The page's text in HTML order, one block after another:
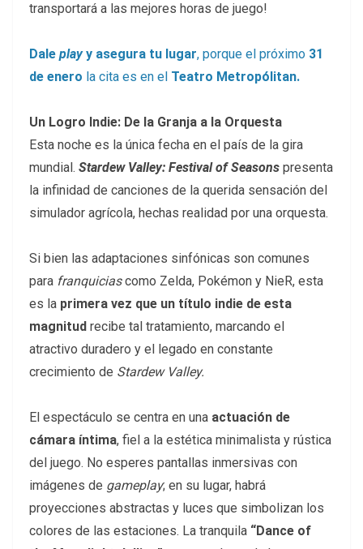
transportará a las mejores horas de juego!
Dale playy asegura tu lugar, porque el próximo 31
de enero la cita es en el Teatro Metropólitan.
Un Logro Indie: De la Granja a la Orquesta
Esta noche es la única fecha en el país de la gira
mundial. Stardew Valley: Festival of Seasons presenta
la infinidad de canciones de la querida sensación del
simulador agrícola, hechas realidad por una orquesta.
Si bien las adaptaciones sinfónicas son comunes
para franquiciascomo Zelda, Pokémon y NieR, esta
es la primera vez que un título indie de esta
magnitud recibe tal tratamiento, marcando el
atractivo duradero y el legado en constante
crecimiento de Stardew Valley.
El espectáculo se centra en una actuación de
cámara íntima, fiel a la estética minimalista y rústica
del juego. No esperes pantallas inmersivas con
imágenes de gameplay; en su lugar, habrá
proyecciones abstractas y luces que simbolizan los
colores de las estaciones. La tranquila “Dance of